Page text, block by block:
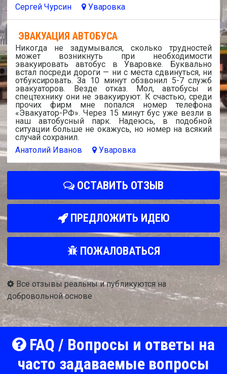
Сергей Чурсин
Уваровка
ЭВАКУАЦИЯ АВТОБУСА
Никогда не задумывался, сколько трудностей
может возникнуть при необходимости
эвакуировать автобус в Уваровке. Буквально
встал посреди дороги — ни с места сдвинуться, ни
отбуксировать. За 10 минут обзвонил 5-7 служб
эвакуаторов. Везде отказ. Мол, автобусы и
спецтехнику они не эвакуируют. К счастью, среди
прочих фирм мне попался номер телефона
«Эвакуатор-РФ». Через 15 минут бус уже везли в
наш автобусный парк. Надеюсь, в подобной
ситуации больше не окажусь, но номер на всякий
случай сохранил.
Анатолий Иванов
Уваровка
ОСТАВИТЬ ОТЗЫВ
ПРЕДЛОЖИТЬ ИДЕЮ
ПОЖАЛОВАТЬСЯ
Все отзывы реальны и публикуются на
добровольной основе
FAQ / Вопросы и ответы на
часто задаваемые вопросы